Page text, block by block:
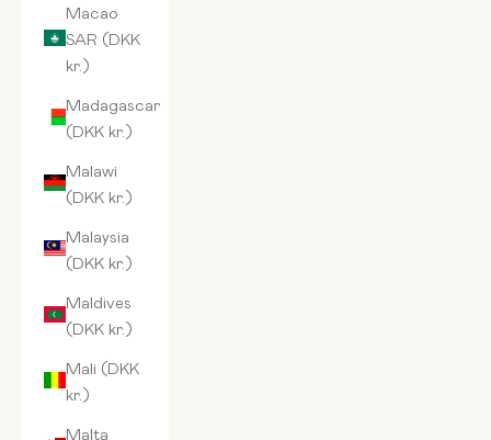
Macao
SAR (DKK
kr.)
Madagascar
(DKK kr.)
Malawi
(DKK kr.)
Malaysia
(DKK kr.)
Maldives
(DKK kr.)
Mali (DKK
kr.)
Malta